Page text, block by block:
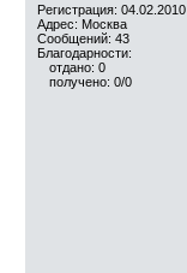
Регистрация: 04.02.2010
Адрес: Москва
Сообщений: 43
Благодарности:
отдано: 0
получено: 0/0